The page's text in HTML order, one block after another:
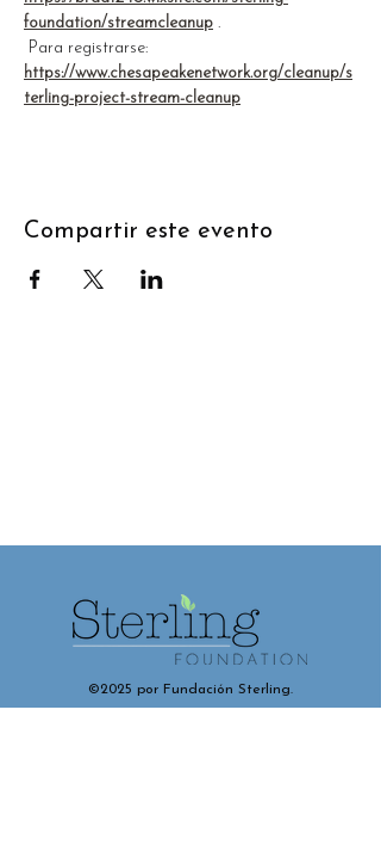
foundation/streamcleanup .
Para registrarse:
https://www.chesapeakenetwork.org/cleanup/s
terling-project-stream-cleanup
Compartir este evento
©2025 por Fundación Sterling.